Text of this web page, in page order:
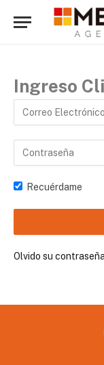
Ingreso
Recuérdame
Olvido su